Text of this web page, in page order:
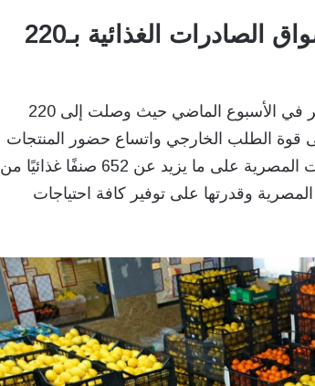
السعودية والسودان يتصدران أسواق الصادرات الغذائية بـ220
سجلت الصادرات الغذائية المصرية أداء لافتًا للنظر في الأسبوع الماضي حيث وصلت إلى 220
قوة الطلب الخارجي واتساع حضور المنتجات
المصرية في الأسواق الدولية وقد احتوت الصادرات المصرية على ما يزيد عن 652 صنفًا غذائيًا من
المصرية وقدرتها على توفير كافة احتياجات